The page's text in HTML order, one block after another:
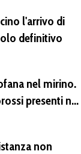
l'arrivo di
definitivo
nel mirino.
presenti nel
Lione
non